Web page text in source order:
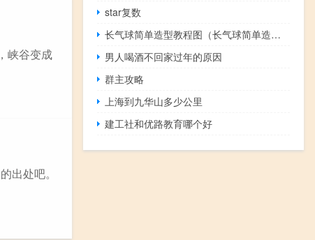
峡谷变成
出处吧。
star复数
长气球简单造型教程图（长气球简单造型教程）
男人喝酒不回家过年的原因
群主攻略
上海到九华山多少公里
建工社和优路教育哪个好